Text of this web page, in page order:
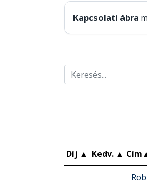
Kapcsolati ábra
Díj ▲ Kedv. ▲ Cím